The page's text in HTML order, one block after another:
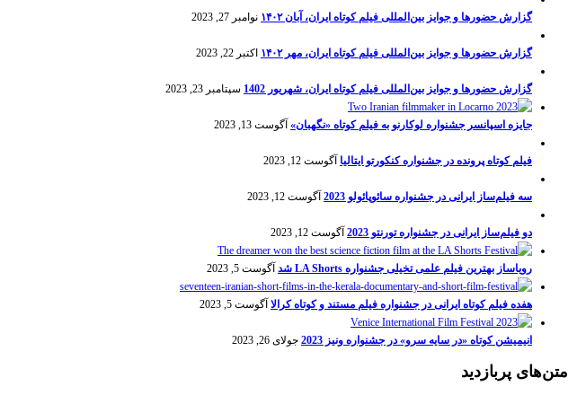
گزارش حضورها و جوایز بین‌المللی فیلم کوتاه ایران، آبان ۱۴۰۲ نوامبر 27, 2023
گزارش حضورها و جوایز بین‌المللی فیلم کوتاه ایران، مهر ۱۴۰۲ اکتبر 22, 2023
گزارش حضورها و جوایز بین‌المللی فیلم کوتاه ایران، شهریور 1402 سپتامبر 23, 2023
جایزه اسپانسر جشنواره لوکارنو به فیلم کوتاه «نگهبان» آگوست 13, 2023
فیلم کوتاه پرونده در جشنواره کنکورتو ایتالیا آگوست 12, 2023
سه فیلم‌ساز ایرانی در جشنواره سائوپائولو 2023 آگوست 12, 2023
دو فیلم‌ساز ایرانی در جشنواره تورنتو 2023 آگوست 12, 2023
رویاساز بهترین فیلم علمی تخیلی جشنواره LA Shorts شد آگوست 5, 2023
هفده فیلم کوتاه ایرانی در جشنواره فیلم مستند و کوتاه کرالا آگوست 5, 2023
انیمیشن کوتاه «در سایه سرو» در جشنواره ونیز 2023 جولای 26, 2023
متن‌های پربازدید